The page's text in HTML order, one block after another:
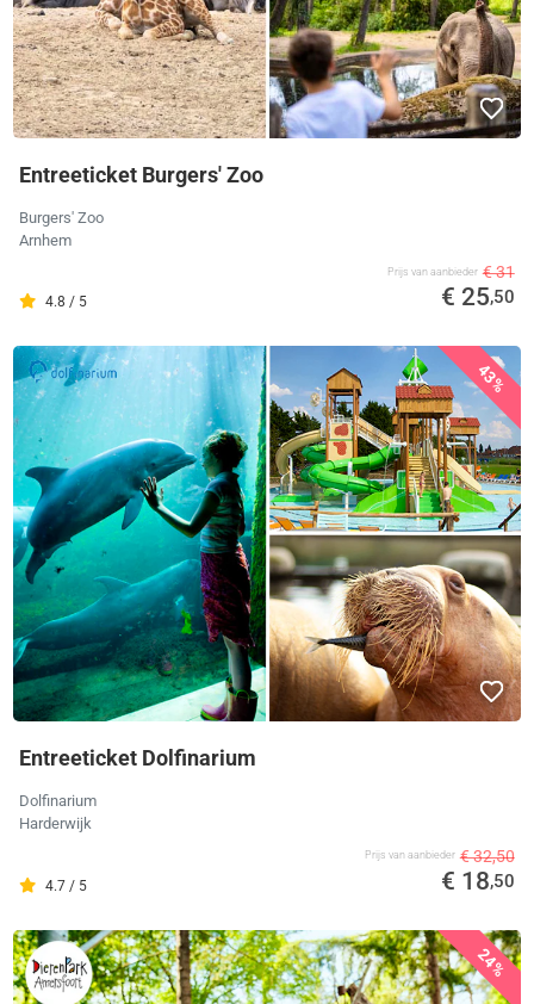
Entreeticket Burgers' Zoo
Burgers' Zoo
Arnhem
4.8 / 5
Prijs van aanbieder € 31
€ 25,50
43%
Entreeticket Dolfinarium
Dolfinarium
Harderwijk
4.7 / 5
Prijs van aanbieder € 32,50
€ 18,50
24%